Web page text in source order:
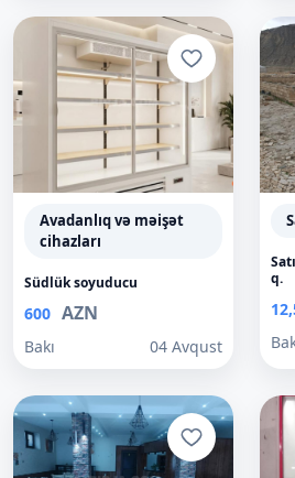
Avadanlıq və məişət
cihazları
Südlük soyuducu
600 AZN
Bakı 04 Avqust
q.